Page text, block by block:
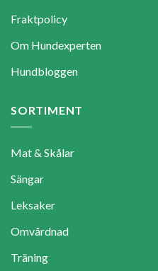
Fraktpolicy
Om Hundexperten
Hundbloggen
SORTIMENT
Mat & Skålar
Sängar
Leksaker
Omvårdnad
Träning